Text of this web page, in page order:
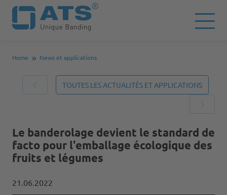
Home News et applications
TOUTES LES ACTUALITÉS ET APPLICATIONS
Le banderolage devient le standard de
facto pour l'emballage écologique des
fruits et légumes
21.06.2022